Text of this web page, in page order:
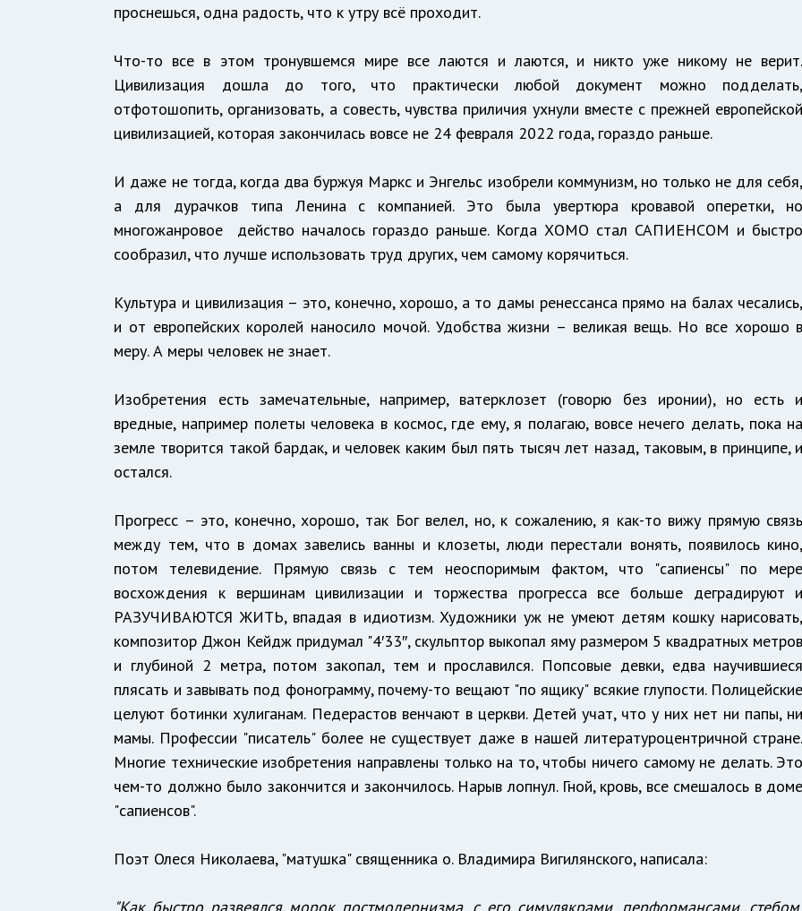
проснешься, одна радость, что к утру всё проходит.
Что-то все в этом тронувшемся мире все лаются и лаются, и никто уже никому не
Цивилизация дошла до того, что практически любой документ можно
отфотошопить, организовать, а совесть, чувства приличия ухнули вместе с прежней
цивилизацией, которая закончилась вовсе не 24 февраля 2022 года, гораздо раньше.
И даже не тогда, когда два буржуя Маркс и Энгельс изобрели коммунизм, но только не для
а для дурачков типа Ленина с компанией. Это была увертюра кровавой оперетки,
многожанровое действо началось гораздо раньше. Когда ХОМО стал САПИЕНСОМ и
сообразил, что лучше использовать труд других, чем самому корячиться.
Культура и цивилизация – это, конечно, хорошо, а то дамы ренессанса прямо на балах
и от европейских королей наносило мочой. Удобства жизни – великая вещь. Но все хорошо
меру. А меры человек не знает.
Изобретения есть замечательные, например, ватерклозет (говорю без иронии), но есть
вредные, например полеты человека в космос, где ему, я полагаю, вовсе нечего делать, пока
земле творится такой бардак, и человек каким был пять тысяч лет назад, таковым, в принципе,
остался.
Прогресс – это, конечно, хорошо, так Бог велел, но, к сожалению, я как-то вижу прямую
между тем, что в домах завелиcь ванны и клозеты, люди перестали вонять, появилось
потом телевидение. Прямую связь с тем неоспоримым фактом, что "сапиенсы" по
восхождения к вершинам цивилизации и торжества прогресса все больше деградируют
РАЗУЧИВАЮТСЯ ЖИТЬ, впадая в идиотизм. Художники уж не умеют детям кошку
композитор Джон Кейдж придумал "4′33″, скульптор выкопал яму размером 5 квадратных
и глубиной 2 метра, потом закопал, тем и прославился. Попсовые девки, едва
плясать и завывать под фонограмму, почему-то вещают "по ящику" всякие глупости.
целуют ботинки хулиганам. Педерастов венчают в церкви. Детей учат, что у них нет ни папы,
мамы. Профессии "писатель" более не существует даже в нашей литературоцентричной
Многие технические изобретения направлены только на то, чтобы ничего самому не делать.
чем-то должно было закончится и закончилось. Нарыв лопнул. Гной, кровь, все смешалось в
"сапиенсов".
Поэт Олеся Николаева, "матушка" священника о. Владимира Вигилянского, написала:
"Как быстро развеялся морок постмодернизма, с его симулякрами, перформансами,